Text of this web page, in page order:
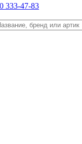
333-47-83